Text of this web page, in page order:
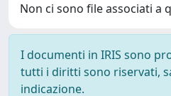
Non ci sono file associati a
I documenti in IRIS sono
tutti i diritti sono riservati,
indicazione.